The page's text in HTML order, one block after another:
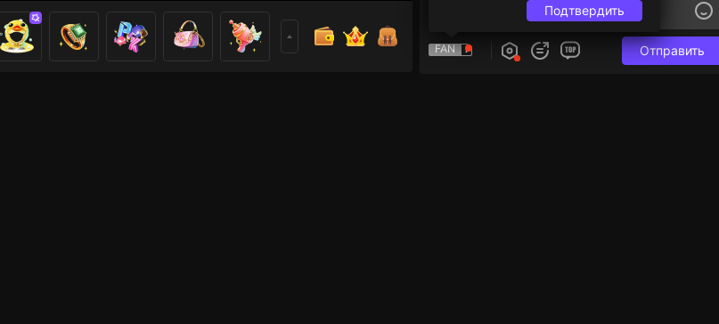
FAN Отправить
Подтвердить